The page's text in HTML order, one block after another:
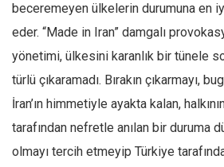
beceremeyen ülkelerin durumuna en
eder. “Made in Iran” damgalı
yönetimi, ülkesini karanlık bir tünele
türlü çıkaramadı. Bırakın çıkarmayı,
İran’ın himmetiyle ayakta kalan,
tarafından nefretle anılan bir duruma
olmayı tercih etmeyip Türkiye